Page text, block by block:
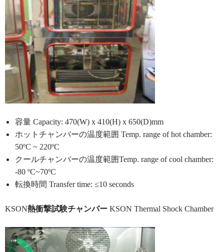
容量 Capacity: 470(W) x 410(H) x 650(D)mm
ホットチャンバーの温度範囲 Temp. range of hot chamber:
50ºC ~ 220ºC
クールチャンバーの温度範囲Temp. range of cool chamber:
-80 ºC~70ºC
転換時間 Transfer time: ≤10 seconds
KSON熱衝撃試験チャンバー KSON Thermal Shock Chamber